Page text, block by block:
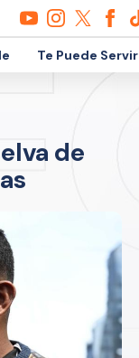
Te Puede Servir
de